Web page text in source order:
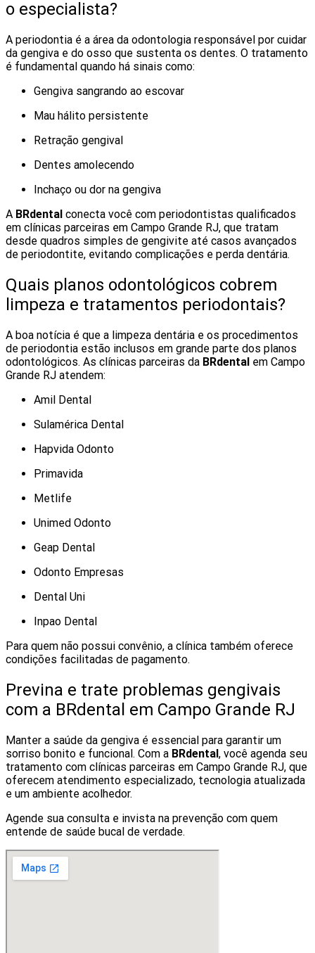
o especialista?
A periodontia é a área da odontologia responsável por cuidar
da gengiva e do osso que sustenta os dentes. O tratamento
é fundamental quando há sinais como:
Gengiva sangrando ao escovar
Mau hálito persistente
Retração gengival
Dentes amolecendo
Inchaço ou dor na gengiva
A BRdental conecta você com periodontistas qualificados
em clínicas parceiras em Campo Grande RJ, que tratam
desde quadros simples de gengivite até casos avançados
de periodontite, evitando complicações e perda dentária.
Quais planos odontológicos cobrem
limpeza e tratamentos periodontais?
A boa notícia é que a limpeza dentária e os procedimentos
de periodontia estão inclusos em grande parte dos planos
odontológicos. As clínicas parceiras da BRdental em Campo
Grande RJ atendem:
Amil Dental
Sulamérica Dental
Hapvida Odonto
Primavida
Metlife
Unimed Odonto
Geap Dental
Odonto Empresas
Dental Uni
Inpao Dental
Para quem não possui convênio, a clínica também oferece
condições facilitadas de pagamento.
Previna e trate problemas gengivais
com a BRdental em Campo Grande RJ
Manter a saúde da gengiva é essencial para garantir um
sorriso bonito e funcional. Com a BRdental, você agenda seu
tratamento com clínicas parceiras em Campo Grande RJ, que
oferecem atendimento especializado, tecnologia atualizada
e um ambiente acolhedor.
Agende sua consulta e invista na prevenção com quem
entende de saúde bucal de verdade.